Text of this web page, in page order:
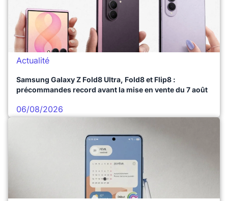
Actualité
Samsung Galaxy Z Fold8 Ultra, Fold8 et Flip8 :
précommandes record avant la mise en vente du 7 août
06/08/2026